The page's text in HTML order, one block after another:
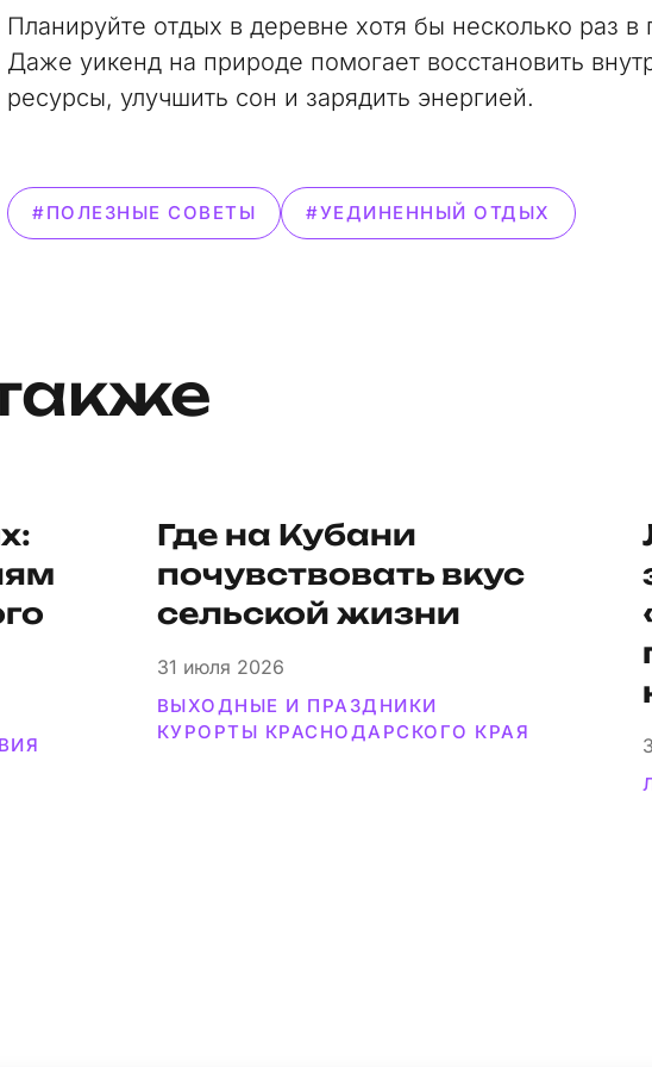
Планируйте отдых в деревне хотя бы несколько раз в
Даже уикенд на природе помогает восстановить
ресурсы, улучшить сон и зарядить энергией.
#ПОЛЕЗНЫЕ СОВЕТЫ #УЕДИНЕННЫЙ ОТДЫХ
Где на Кубани
почувствовать вкус
сельской жизни
31 июля 2026
ВЫХОДНЫЕ И ПРАЗДНИКИ
КУРОРТЫ КРАСНОДАРСКОГО КРАЯ